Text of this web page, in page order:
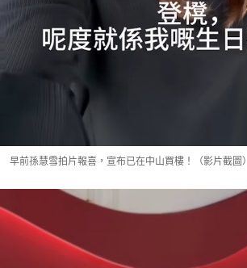
早前孫慧雪拍片報喜，宣布已在中山買樓！（影片截圖）